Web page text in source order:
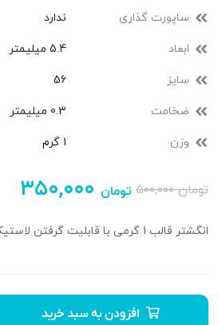
ساپورت گذاری ندارد
ابعاد 5.4 میلیمتر
سایز 56
ضخامت 0.3 میلیمتر
وزن 1 گرم
۵۰۰,۰۰۰تومان ۳۵۰,۰۰۰ تومان
انگشتر قالب 1 گرمی با قابلیت گرفتن لاستیک
افزودن به سبد خرید